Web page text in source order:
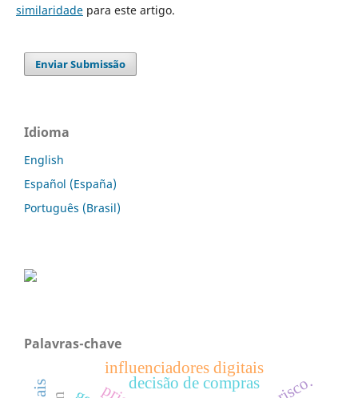
similaridadepara este artigo.
Enviar Submissão
Idioma
English
Español (España)
Português (Brasil)
Palavras-chave
decisão de compras
influenciadores digitais